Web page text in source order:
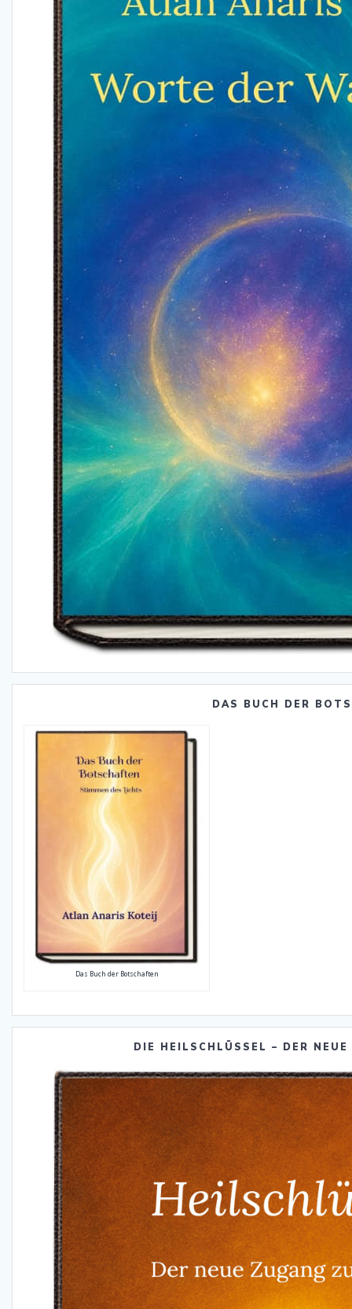
DAS BUCH DER
Das Buch der Botschaften
DIE HEILSCHLÜSSEL – DER